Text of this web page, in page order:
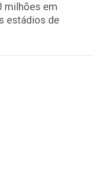
milhões em
estádios de